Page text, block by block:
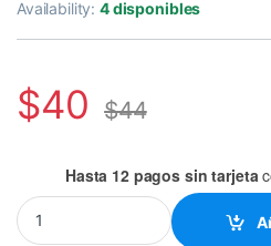
Availability:4 disponibles
$40 $44
Hasta 12 pagos sin tarjeta
TL494 DIP-16 quantity